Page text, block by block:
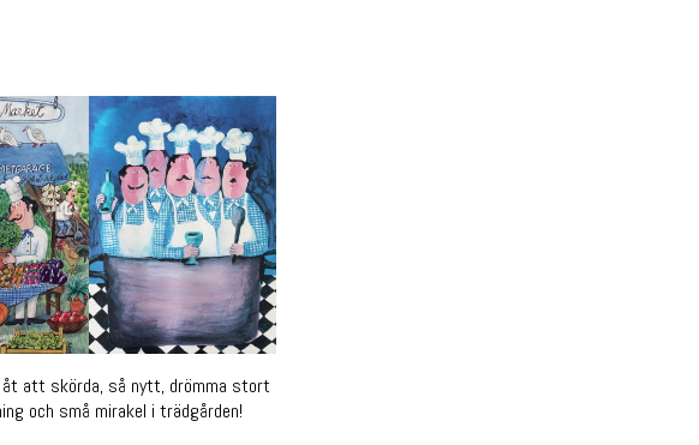
åt att skörda, så nytt, drömma stort
och små mirakel i trädgården!